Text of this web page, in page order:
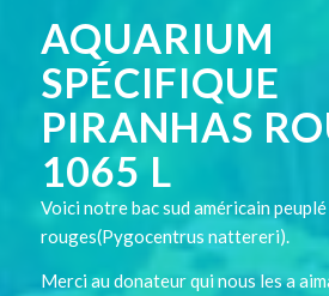
AQUARIUM
SPÉCIFIQUE
PIRANHAS
1065 L
Voici notre bac sud américain
rouges(Pygocentrus nattereri).
Merci au donateur qui nous les a